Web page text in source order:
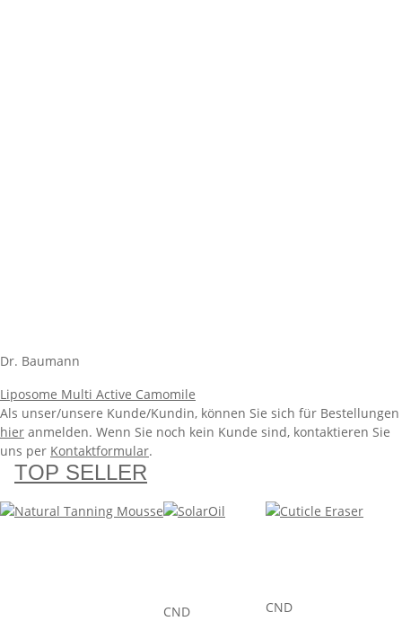
Dr. Baumann
Liposome Multi Active Camomile
Als unser/unsere Kunde/Kundin, können Sie sich für Bestellungen
hier anmelden. Wenn Sie noch kein Kunde sind, kontaktieren Sie
uns per Kontaktformular.
TOP SELLER
CND
CND